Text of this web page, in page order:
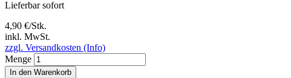
Lieferbar sofort
4,90 €/Stk.
inkl. MwSt.
zzgl. Versandkosten (Info)
Menge
In den Warenkorb